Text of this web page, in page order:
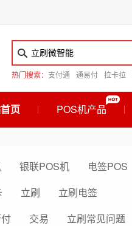
热门搜索： 支付通 通易付 拉卡拉
页 POS机产品
银联POS机 电签POS
立刷 立刷电签
交易 立刷常见问题